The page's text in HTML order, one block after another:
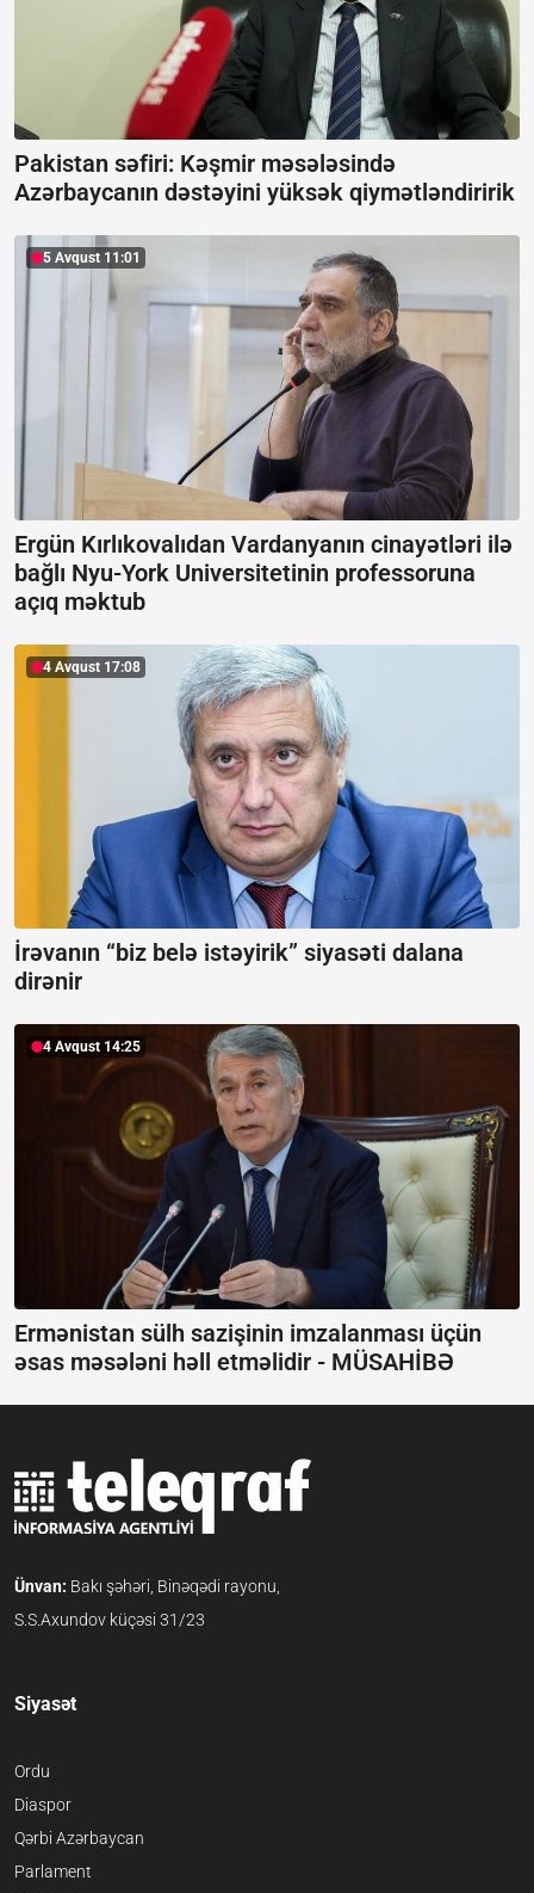
Pakistan səfiri: Kəşmir məsələsində
Azərbaycanın dəstəyini yüksək qiymətləndiririk
5 Avqust 11:01
Ergün Kırlıkovalıdan Vardanyanın cinayətləri ilə
bağlı Nyu-York Universitetinin professoruna
açıq məktub
4 Avqust 17:08
İrəvanın “biz belə istəyirik” siyasəti dalana
dirənir
4 Avqust 14:25
Ermənistan sülh sazişinin imzalanması üçün
əsas məsələni həll etməlidir - MÜSAHİBƏ
Ünvan: Bakı şəhəri, Binəqədi rayonu,
S.S.Axundov küçəsi 31/23
Siyasət
Ordu
Diaspor
Qərbi Azərbaycan
Parlament